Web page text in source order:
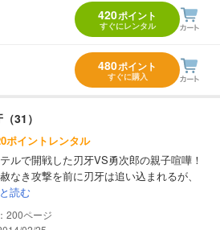
420ポイント
すぐにレンタル
480ポイント
すぐに購入
31）
ポイントレンタル
ルで開戦した刃牙VS勇次郎の親子喧嘩！
なき攻撃を前に刃牙は追い込まれるが、
読む
200